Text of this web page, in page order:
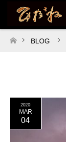
ホーム
BLOG
2020
MAR
04